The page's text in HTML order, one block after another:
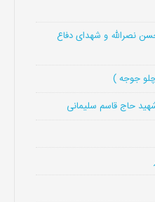
نصرالله و شهدای دفاع
حاج قاسم سلیمانی